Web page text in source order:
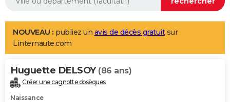
Aménagement intérieur
LIFESTYLE
Art de vivre
Bien-être
Loisirs
Mode
Modes de vie
Alimentation
Guide de la santé
Maladies
Médicaments
Sommeil
VOYAGE
Destinations
City break
Voyage nature
Voyage de noces
Forum
Climat
+PHOTO
NOUVEAU : publiez un avis de décès gratuitsur
Linternaute.com
Huguette DELSOY (86 ans)
Créer une cagnotte obsèques
Naissance